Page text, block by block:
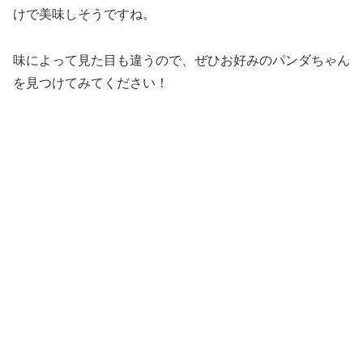
けで美味しそうですね。
味によって見た目も違うので、ぜひお好みのパンダちゃん
を見つけてみてください！